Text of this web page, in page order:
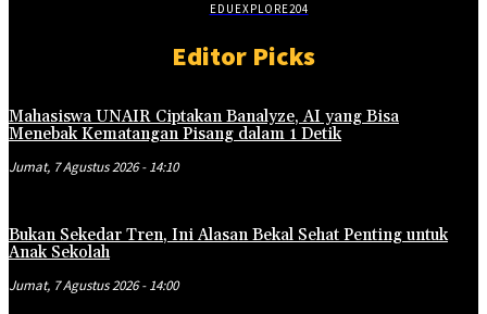
EDUEXPLORE204
Editor Picks
Mahasiswa UNAIR Ciptakan Banalyze, AI yang Bisa
Menebak Kematangan Pisang dalam 1 Detik
Jumat, 7 Agustus 2026 - 14:10
Bukan Sekedar Tren, Ini Alasan Bekal Sehat Penting untuk
Anak Sekolah
Jumat, 7 Agustus 2026 - 14:00